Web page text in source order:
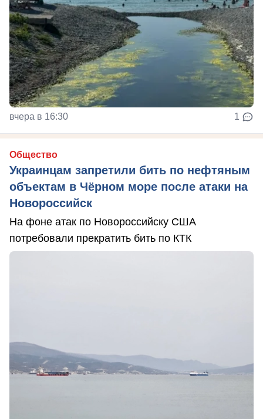
вчера в 16:30 1
Общество
Украинцам запретили бить по нефтяным
объектам в Чёрном море после атаки на
Новороссийск
На фоне атак по Новороссийску США
потребовали прекратить бить по КТК